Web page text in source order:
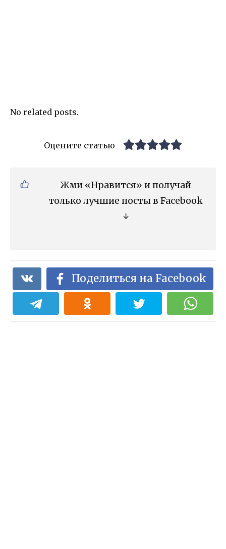
No related posts.
Оцените статью
Жми «Нравится» и получай
только лучшие посты в Facebook
↓
Поделиться на Facebook